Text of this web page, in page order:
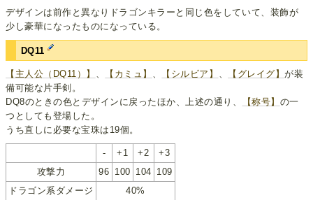
デザインは前作と異なりドラゴンキラーと同じ色をしていて、装飾が
少し豪華になったものになっている。
DQ11
【主人公（DQ11）】 【カミュ】 【シルビア】 【グレイグ】が装
備可能な片手剣。
DQ8のときの色とデザインに戻ったほか、上述の通り、
【称号】 の一
つとしても登場した。
うち直しに必要な宝珠は19個。
- +1 +2
+3
攻撃力
96 100 104 109
ドラゴン系ダメージ
40%